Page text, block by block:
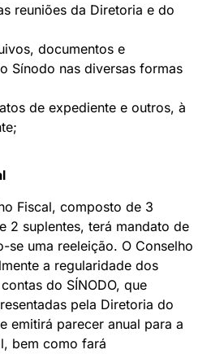
reuniões da Diretoria e do
documentos e
Sínodo nas diversas formas
de expediente e outros, à
Fiscal, composto de 3
2 suplentes, terá mandato de
se uma reeleição. O Conselho
a regularidade dos
do SÍNODO, que
pela Diretoria do
emitirá parecer anual para a
bem como fará